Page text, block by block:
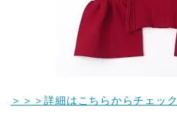
＞＞＞詳細はこちらからチェック